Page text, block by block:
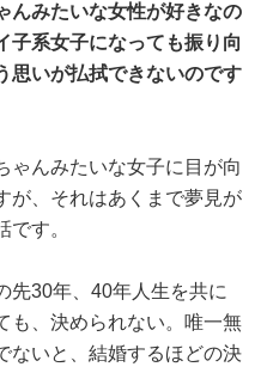
んみたいな女性が好きなの
系女子になっても振り向
思いが払拭できないのです
ゃんみたいな女子に目が向
が、それはあくまで夢見が
す。
先30年、40年人生を共に
も、決められない。唯一無
ないと、結婚するほどの決